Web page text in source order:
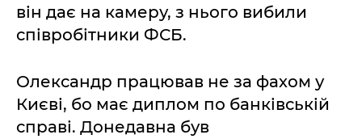
він дає на камеру, з нього вибили
співробітники ФСБ.
Олександр працював не за фахом у
Києві, бо має диплом по банківській
справі. Донедавна був